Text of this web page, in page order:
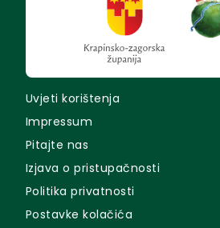
Uvjeti korištenja
Impressum
Pitajte nas
Izjava o pristupačnosti
Politika privatnosti
Postavke kolačića